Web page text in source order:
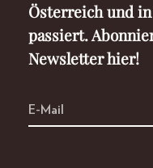
Österreich und
passiert.
Newsletter hier!